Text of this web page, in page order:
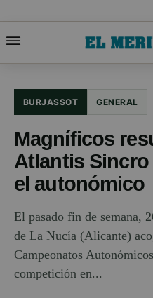
BURJASSOT GENERAL
Magníficos
Atlantis
el autonómico
El pasado fin de semana,
de La Nucía (Alicante)
Campeonatos
competición en...